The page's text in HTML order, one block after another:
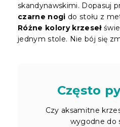
skandynawskimi. Dopasuj
czarne nogi do stołu z
Różne kolory krzeseł
jednym stole. Nie bój się
Często
Czy aksamitne
wygodne do